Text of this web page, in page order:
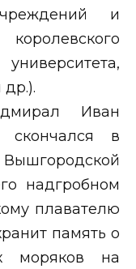
и
Иван
скончался в
надгробном
плавателю
память о
моряков на